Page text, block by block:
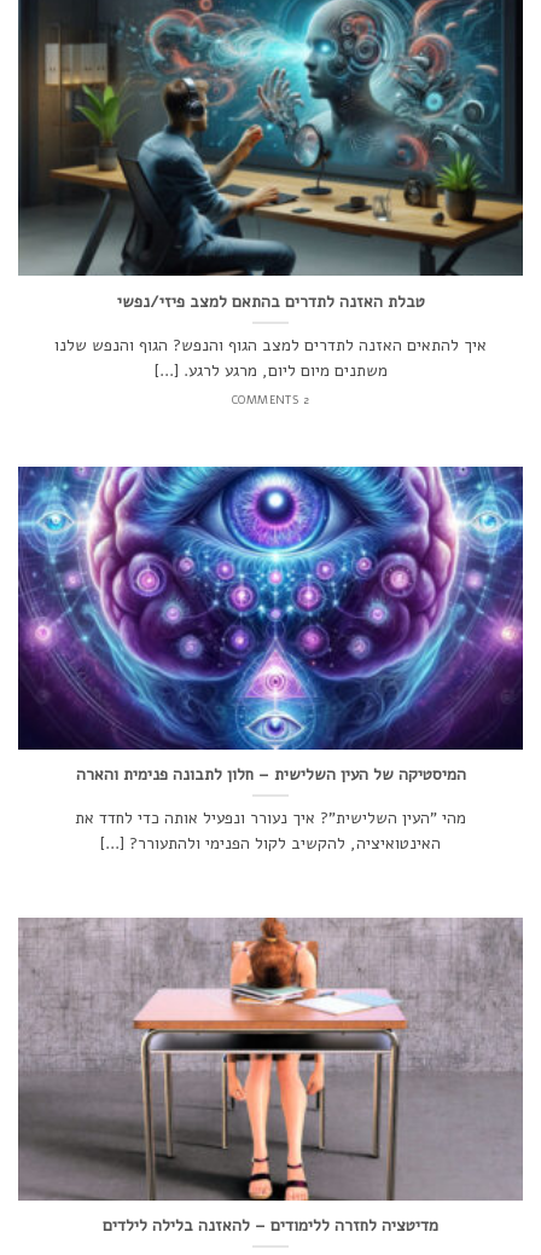
טבלת האזנה לתדרים בהתאם למצב פיזי/נפשי
איך להתאים האזנה לתדרים למצב הגוף והנפש? הגוף והנפש שלנו
משתנים מיום ליום, מרגע לרגע. [...]
2 COMMENTS
המיסטיקה של העין השלישית – חלון לתבונה פנימית והארה
מהי "העין השלישית"? איך נעורר ונפעיל אותה כדי לחדד את
האינטואיציה, להקשיב לקול הפנימי ולהתעורר? [...]
מדיטציה לחזרה ללימודים – להאזנה בלילה לילדים